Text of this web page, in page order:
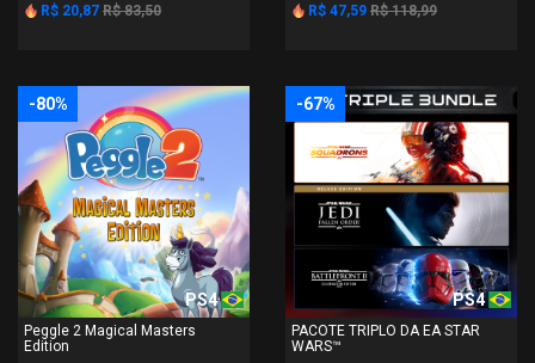
R$ 20,87 R$ 83,50 R$ 47,59 R$ 118,99
-80%
PS4
Peggle 2 Magical Masters
Edition
-67%
PS4
PACOTE TRIPLO DA EA STAR
WARS™